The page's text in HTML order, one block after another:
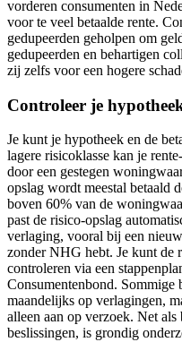
vorderen consumenten in
voor te veel betaalde rente.
gedupeerden geholpen om
gedupeerden en behartigen
zij zelfs voor een hogere
Controleer je
Je kunt je hypotheek en de
lagere risicoklasse kan je
door een gestegen
opslag wordt meestal betaald
boven 60% van de
past de risico-opslag
verlaging, vooral bij een
zonder NHG hebt. Je kunt de
controleren via een
Consumentenbond.
maandelijks op verlagingen,
alleen aan op verzoek. Net
beslissingen, is grondig